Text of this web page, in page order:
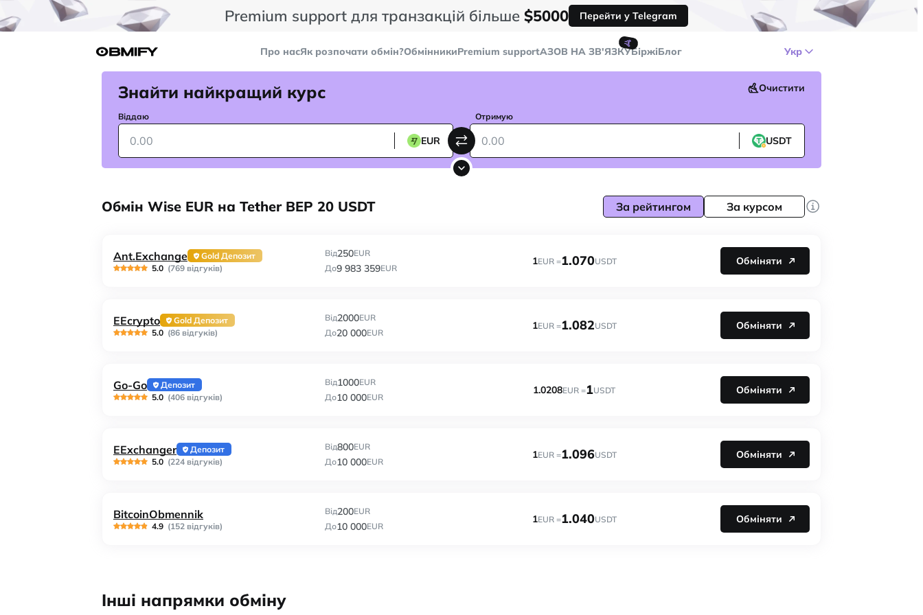
Premium support для транзакцій більше $5000 Перейти у Telegram
Про насЯк розпочати обмін?ОбмінникиPremium support
🤙
AЗОВ НА ЗВ'ЯЗКУБіржіБлог Укр
Знайти найкращий курс Очистити
Віддаю
EUR
Отримую
USDT
Обмін Wise EUR на Tether BEP 20 USDT За рейтингом За курсом
Ant.Exchange
Gold Депозит
5.0 (769 відгуків)
Від250EUR
До9 983 359EUR
1EUR =1.070USDT Обміняти
EEcrypto
Gold Депозит
5.0 (86 відгуків)
Від2000EUR
До20 000EUR
1EUR =1.082USDT Обміняти
Go-Go
Депозит
5.0 (406 відгуків)
Від1000EUR
До10 000EUR
1.0208EUR =1USDT Обміняти
EExchanger
Депозит
5.0 (224 відгуків)
Від800EUR
До10 000EUR
1EUR =1.096USDT Обміняти
BitcoinObmennik
4.9 (152 відгуків)
Від200EUR
До10 000EUR
1EUR =1.040USDT Обміняти
Інші напрямки обміну